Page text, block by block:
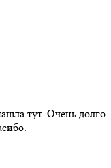
тут. Очень долго